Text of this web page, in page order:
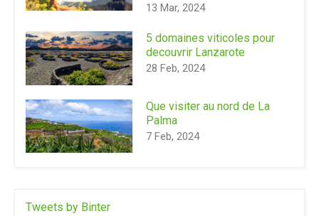
13 Mar, 2024
5 domaines viticoles pour
decouvrir Lanzarote
28 Feb, 2024
Que visiter au nord de La
Palma
7 Feb, 2024
Tweets by Binter